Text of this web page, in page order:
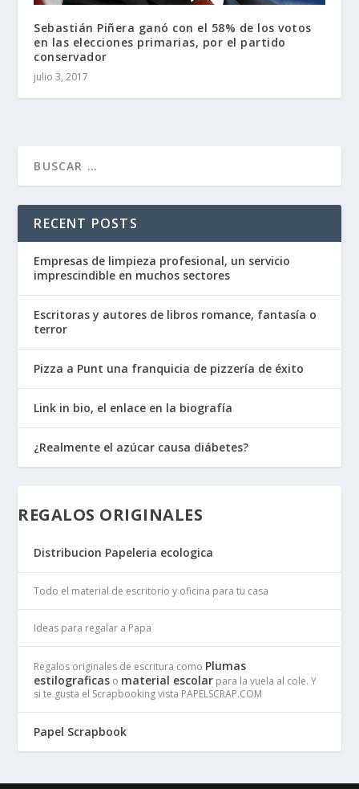
Sebastián Piñera ganó con el 58% de los votos
en las elecciones primarias, por el partido
conservador
julio 3, 2017
RECENT POSTS
Empresas de limpieza profesional, un servicio
imprescindible en muchos sectores
Escritoras y autores de libros romance, fantasía o
terror
Pizza a Punt una franquicia de pizzería de éxito
Link in bio, el enlace en la biografía
¿Realmente el azúcar causa diábetes?
REGALOS ORIGINALES
Distribucion Papeleria ecologica
Todo el material de escritorio y oficina para tu casa
Ideas para regalar a Papa
Regalos originales de escritura como Plumas
estilograficas o material escolar para la vuela al cole. Y
si te gusta el Scrapbooking vista PAPELSCRAP.COM
Papel Scrapbook